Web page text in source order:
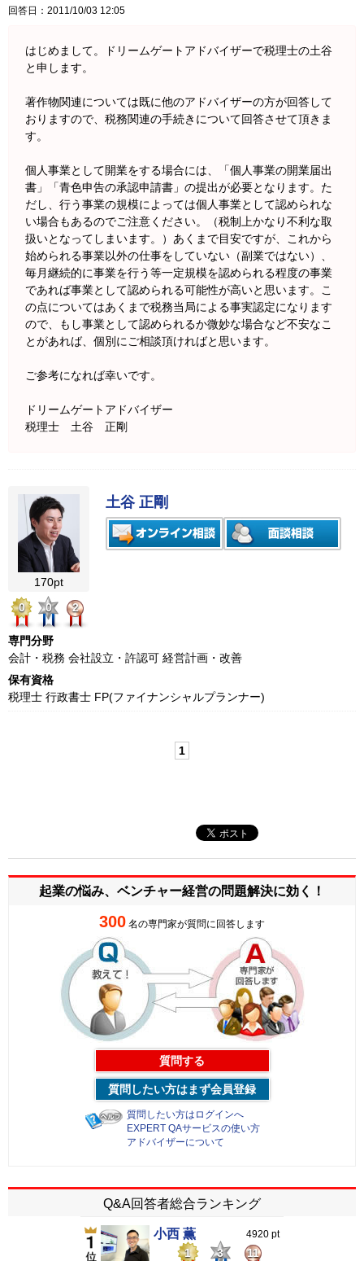
回答日：2011/10/03 12:05
はじめまして。ドリームゲートアドバイザーで税理士の土谷
と申します。
著作物関連については既に他のアドバイザーの方が回答して
おりますので、税務関連の手続きについて回答させて頂きま
す。
個人事業として開業をする場合には、「個人事業の開業届出
書」「青色申告の承認申請書」の提出が必要となります。た
だし、行う事業の規模によっては個人事業として認められな
い場合もあるのでご注意ください。（税制上かなり不利な取
扱いとなってしまいます。）あくまで目安ですが、これから
始められる事業以外の仕事をしていない（副業ではない）、
毎月継続的に事業を行う等一定規模を認められる程度の事業
であれば事業として認められる可能性が高いと思います。こ
の点についてはあくまで税務当局による事実認定になります
ので、もし事業として認められるか微妙な場合など不安なこ
とがあれば、個別にご相談頂ければと思います。
ご参考になれば幸いです。
ドリームゲートアドバイザー
税理士 土谷 正剛
170pt
0
0 2
土谷 正剛
専門分野
会計・税務 会社設立・許認可 経営計画・改善
保有資格
税理士 行政書士 FP(ファイナンシャルプランナー)
1
起業の悩み、ベンチャー経営の問題解決に効く！
300 名の専門家が質問に回答します
質問する
質問したい方はまず会員登録
質問したい方はログインへ
EXPERT QAサービスの使い方
アドバイザーについて
Q&A回答者総合ランキング
小西 薫 4920 pt
1 3 11